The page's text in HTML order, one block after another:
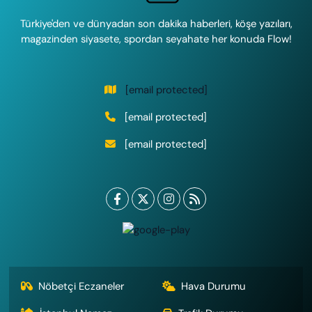
Türkiye'den ve dünyadan son dakika haberleri, köşe yazıları,
magazinden siyasete, spordan seyahate her konuda Flow!
[email protected]
[email protected]
[email protected]
Nöbetçi Eczaneler
Hava Durumu